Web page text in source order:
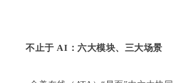
不止于 AI：六大模块、三大场景